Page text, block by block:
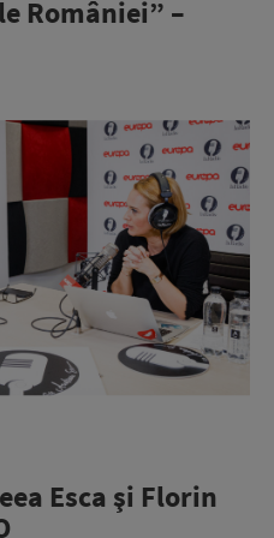
României” –
Esca şi Florin